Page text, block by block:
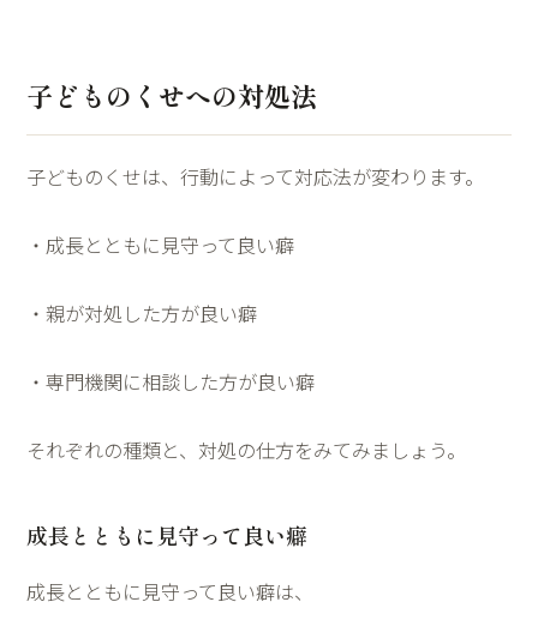
子どものくせへの対処法
子どものくせは、行動によって対応法が変わります。
・成長とともに見守って良い癖
・親が対処した方が良い癖
・専門機関に相談した方が良い癖
それぞれの種類と、対処の仕方をみてみましょう。
成長とともに見守って良い癖
成長とともに見守って良い癖は、